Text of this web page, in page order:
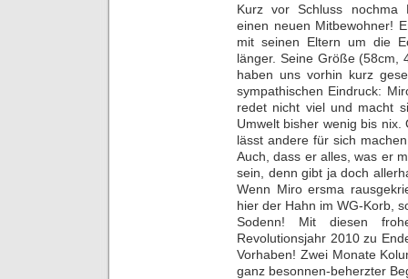
Kurz vor Schluss nochma
einen neuen Mitbewohner!
mit seinen Eltern um die
länger. Seine Größe (58cm,
haben uns vorhin kurz
sympathischen Eindruck:
redet nicht viel und macht
Umwelt bisher wenig bis
lässt andere für sich
Auch, dass er alles, was er
sein, denn gibt ja doch
Wenn Miro ersma
hier der Hahn im WG-Korb,
Sodenn! Mit diesen
Revolutionsjahr 2010 zu
Vorhaben! Zwei Monate
ganz besonnen-beherzter